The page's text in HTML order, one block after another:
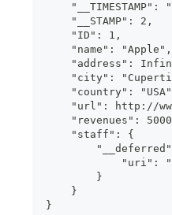
"__TIMESTAMP":
    "__STAMP": 2,
    "ID": 1,
    "name": "Apple",
"address":
"city":
"country":
"url": http://
"revenues":
    "staff": {
"uri":
        }
    }
}